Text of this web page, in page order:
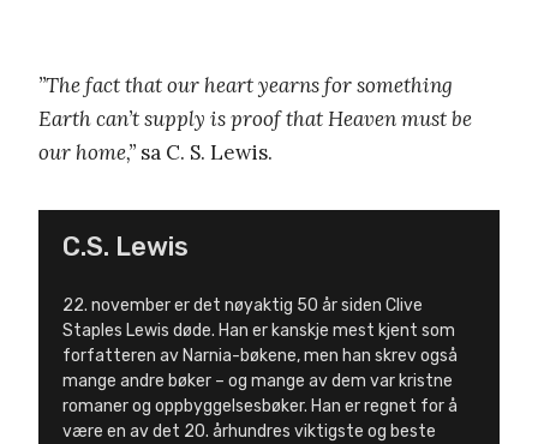
”The fact that our heart yearns for something
Earth can’t supply is proof that Heaven must be
our home,” sa C. S. Lewis.
C.S. Lewis
22. november er det nøyaktig 50 år siden Clive
Staples Lewis døde. Han er kanskje mest kjent som
forfatteren av Narnia-bøkene, men han skrev også
mange andre bøker – og mange av dem var kristne
romaner og oppbyggelsesbøker. Han er regnet for å
være en av det 20. århundres viktigste og beste